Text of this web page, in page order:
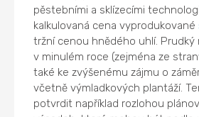
pěstebními a sklízecími
kalkulovaná cena vyprodukované
tržní cenou hnědého uhlí. Prudký
v minulém roce (zejména ze
také ke zvýšenému zájmu o
včetně výmladkových plantáží.
potvrdit například rozlohou